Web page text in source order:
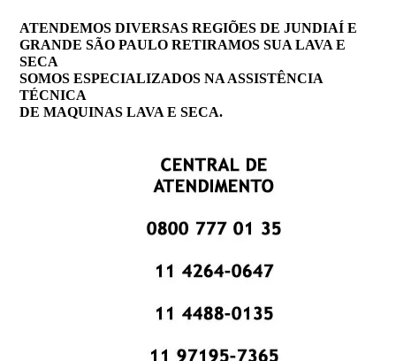
ATENDEMOS DIVERSAS REGIÕES DE JUNDIAÍ E
GRANDE SÃO PAULO RETIRAMOS SUA LAVA E
SECA
SOMOS ESPECIALIZADOS NA ASSISTÊNCIA
TÉCNICA
DE MAQUINAS LAVA E SECA.